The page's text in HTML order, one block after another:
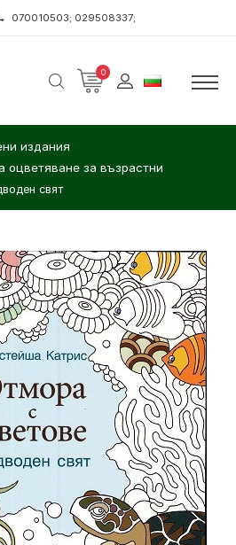
070010503; 029508337;
0
издания
оцветяване за възрастни
свят